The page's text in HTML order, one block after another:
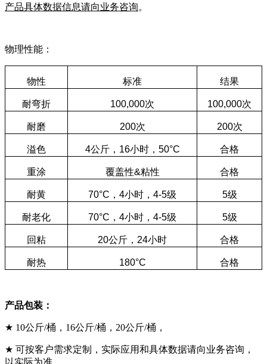
产品具体数据信息请向业务咨询。
物理性能：
物性 标准 结果
耐弯折 100,000次 100,000次
耐磨 200次 200次
溢色 4公斤，16小时，50°C 合格
重涂 覆盖性&粘性 合格
耐黄 70°C，4小时，4-5级 5级
耐老化 70°C ， 4小时 ， 4-5级 5级
回粘 20公斤 ， 24小时 合格
耐热 180°C 合格
产品包装：
★ 10公斤/桶，16公斤/桶，20公斤/桶，
★ 可按客户需求定制，实际应用和具体数据请向业务咨询，
以实际为准。